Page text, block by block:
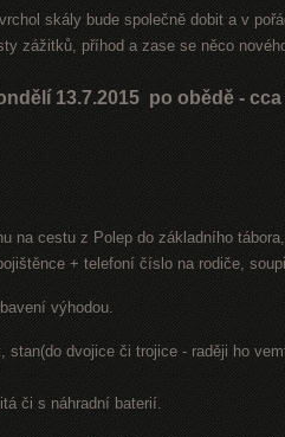
skály bude společně dobit a v
zážitků, příhod a zase se něco
13.7.2015 po obědě -
na cestu z Polep do základního tábora,
+ telefoní číslo na rodiče,
výhodou.
stan(do dvojice či trojice - raději ho
či s náhradní baterií.